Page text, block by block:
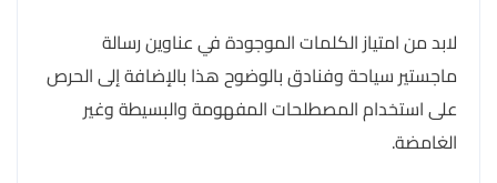
لابد من امتياز الكلمات الموجودة في عناوين رسالة
ماجستير سياحة وفنادق بالوضوح هذا بالإضافة إلى الحرص
على استخدام المصطلحات المفهومة والبسيطة وغير
الغامضة.